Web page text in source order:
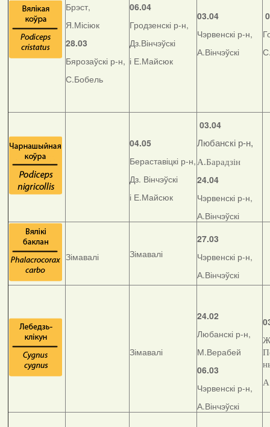
Брэст,
Я.Місіюк
28.03
Бярозаўскі р-н,
С.Бобель
06.04
Гродзенскі р-н,
Дз.Вінчэўскі
і Е.Майсюк
03.04
Чэрвенскі р-н,
А.Вінчэўскі
04.05
Бераставіцкі р-н,
Дз. Вінчэўскі
і Е.Майсюк
03.04
Любанскі р-н,
А.Барадзін
24.04
Чэрвенскі р-н,
А.Вінчэўскі
Зімавалі Зімавалі
27.03
Чэрвенскі р-н,
А.Вінчэўскі
Зімавалі
24.02
Любанскі р-н,
М.Верабей
06.03
Чэрвенскі р-н,
А.Вінчэўскі